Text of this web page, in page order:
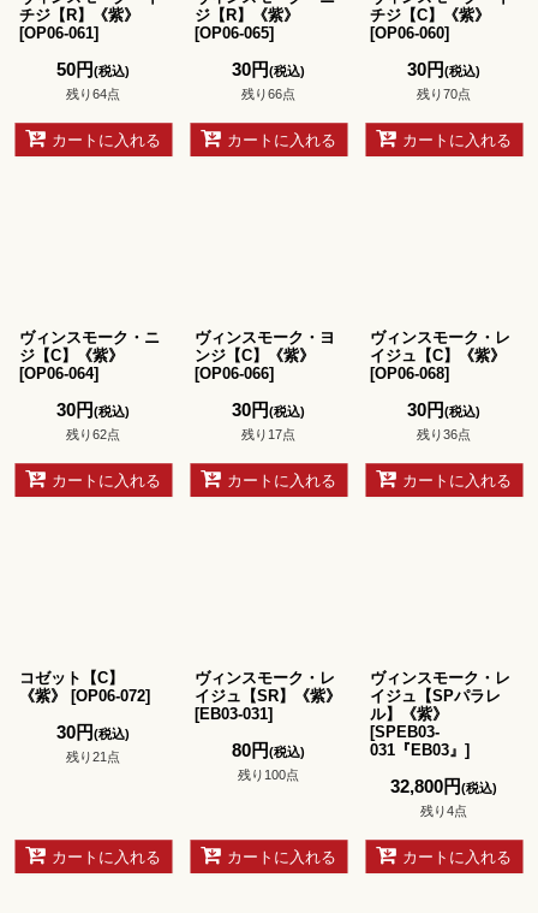
チジ【R】《紫》
[OP06-061]
50円(税込)
残り64点
カートに入れる
ジ【R】《紫》
[OP06-065]
30円(税込)
残り66点
カートに入れる
チジ【C】《紫》
[OP06-060]
30円(税込)
残り70点
カートに入れる
ヴィンスモーク・ニ
ジ【C】《紫》
[OP06-064]
30円(税込)
残り62点
カートに入れる
ヴィンスモーク・ヨ
ンジ【C】《紫》
[OP06-066]
30円(税込)
残り17点
カートに入れる
ヴィンスモーク・レ
イジュ【C】《紫》
[OP06-068]
30円(税込)
残り36点
カートに入れる
コゼット【C】
《紫》
[OP06-072]
30円(税込)
残り21点
カートに入れる
ヴィンスモーク・レ
イジュ【SR】《紫》
[EB03-031]
80円(税込)
残り100点
カートに入れる
ヴィンスモーク・レ
イジュ【SPパラレ
ル】《紫》
[SPEB03-
031『EB03』 ]
32,800円(税込)
残り4点
カートに入れる